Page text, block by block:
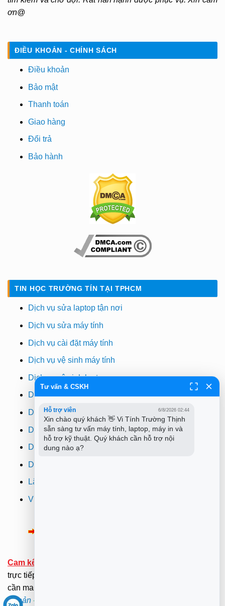
ơn@
ĐIỀU KHOẢN - CHÍNH SÁCH
Điều khoản
Bảo mật
Thanh toán
Giao hàng
Đổi trả
Bảo hành
TIN HỌC TRƯỜNG TÍN TẠI TPHCM
Dịch vụ sửa laptop tận nơi
Dịch vụ sửa máy tính
Dịch vụ cài đặt máy tính
Dịch vụ vệ sinh máy tính
Dịch vụ vệ sinh laptop
Dịch vụ cài win
Dịch vụ cứu dữ liệu
Dịch vụ sửa wifi tại nhà
Dịch vụ sửa máy in
Dịch vụ nạp mực máy in
Lắp đặt camera quan sát tphcm
Vi tính Trường Thịnh
Cam kết:
trực tiếp của Khách hàng.(Hãy ở nhà gọi dịch vụ không
cần mang ra ngoài nắng mưa ). .
Khoản -
Tư vấn & CSKH
Hỗ trợ viên 6/8/2026 02:44
Xin chào quý khách 👋 Vi Tính Trường Thịnh
sẵn sàng tư vấn máy tính, laptop, máy in và
hỗ trợ kỹ thuật. Quý khách cần hỗ trợ nội
dung nào ạ?